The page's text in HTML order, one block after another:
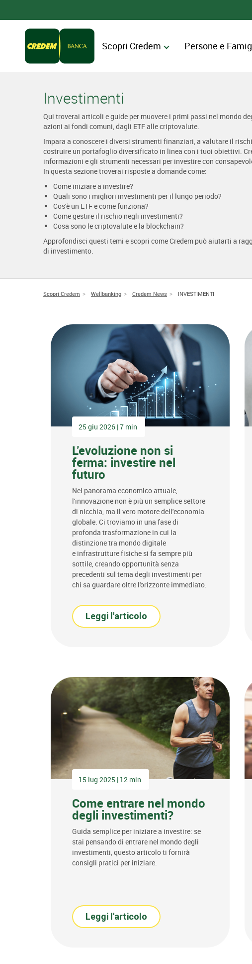
Scopri Credem Persone e
Investimenti
Qui troverai articoli e guide per muovere i primi passi nel mondo
azioni ai fondi comuni, dagli ETF alle criptovalute.
Impara a conoscere i diversi strumenti finanziari, a valutare il
costruire un portafoglio diversificato in linea con i tuoi obiettivi.
informazioni e gli strumenti necessari per investire con
In questa sezione troverai risposte a domande come:
Come iniziare a investire?
Quali sono i migliori investimenti per il lungo periodo?
Cos'è un ETF e come funziona?
Come gestire il rischio negli investimenti?
Cosa sono le criptovalute e la blockchain?
Approfondisci questi temi e scopri come Credem può aiutarti a
di investimento.
Scopri Credem Wellbanking Credem News INVESTIMENTI
25 giu 2026 | 7 min
L'evoluzione non si
ferma: investire nel
futuro
Nel panorama economico attuale,
l'innovazione non è più un semplice settore
di nicchia, ma il vero motore dell'economia
globale. Ci troviamo in una fase di
profonda trasformazione in cui la
distinzione tra mondo digitale
e infrastrutture fisiche si fa sempre più
sottile, creando opportunità senza
precedenti sul tema degli investimenti per
chi sa guardare oltre l'orizzonte immediato.
Leggi l'articolo
15 lug 2025 | 12 min
Come entrare nel mondo
degli investimenti?
Guida semplice per iniziare a investire: se
stai pensando di entrare nel mondo degli
investimenti, questo articolo ti fornirà
consigli pratici per iniziare.
Leggi l'articolo